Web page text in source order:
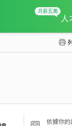
人
依據你